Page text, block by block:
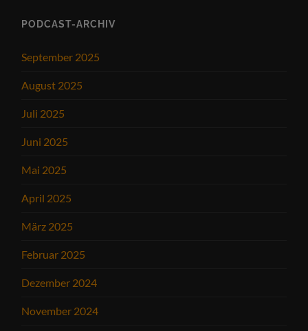
PODCAST-ARCHIV
September 2025
August 2025
Juli 2025
Juni 2025
Mai 2025
April 2025
März 2025
Februar 2025
Dezember 2024
November 2024